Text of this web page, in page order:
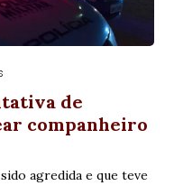
de
companheiro
agredida e que teve